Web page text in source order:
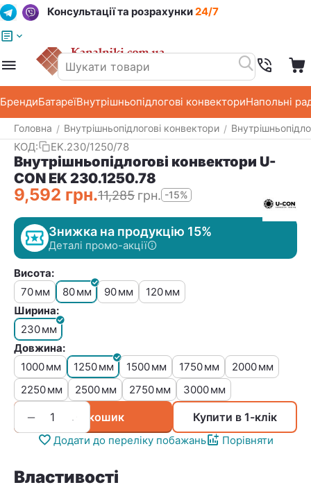
Консультації та розрахунки24/7
БрендиБатареїВнутрішньопідлогові конвекториНапольні
Головна / Внутрішньопідлогові конвектори /
КОД: EK.230/1250/78
Внутрішньопідлогові конвектори U-
CON EK 230.1250.78
9,592 грн.11,285 грн. -15%
Знижка на продукцію 15%
Деталі промо-акції
Висота:
70мм 80мм 90мм 120мм
Ширина:
230мм
Довжина:
1000мм 1250мм 1500мм 1750мм 2000мм
2250мм 2500мм 2750мм 3000мм
+
− У кошик Купити в 1-клік
Додати до переліку побажань Порівняти
Властивості